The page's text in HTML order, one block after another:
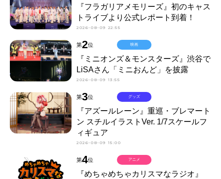
『フラガリアメモリーズ』初のキャス
トライブより公式レポート到着！
2026-08-09 22:55
第2位
『ミニオンズ＆モンスターズ』渋谷で
LiSAさん「ミニおんど」を披露
2026-08-09 13:55
映画
第3位
『アズールレーン』重巡・ブレマート
ン スチルイラストVer. 1/7スケールフ
ィギュア
2026-08-09 15:00
グッズ
第4位
『めちゃめちゃカリスマなラジオ』
アニメ